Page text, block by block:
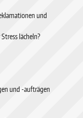
und
lächeln?
und -aufträgen